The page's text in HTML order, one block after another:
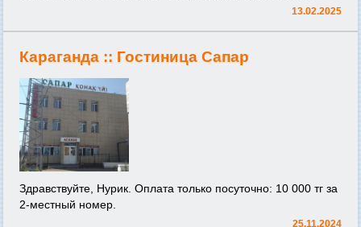
13.02.2025
Караганда :: Гостиница Сапар
Здравствуйте, Нурик. Оплата только посуточно: 10 000 тг за
2-местный номер.
25.11.2024